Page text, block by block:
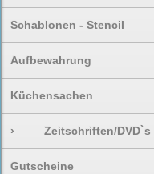
Schablonen - Stencil
Aufbewahrung
Küchensachen
› Zeitschriften/DVD`s
Gutscheine